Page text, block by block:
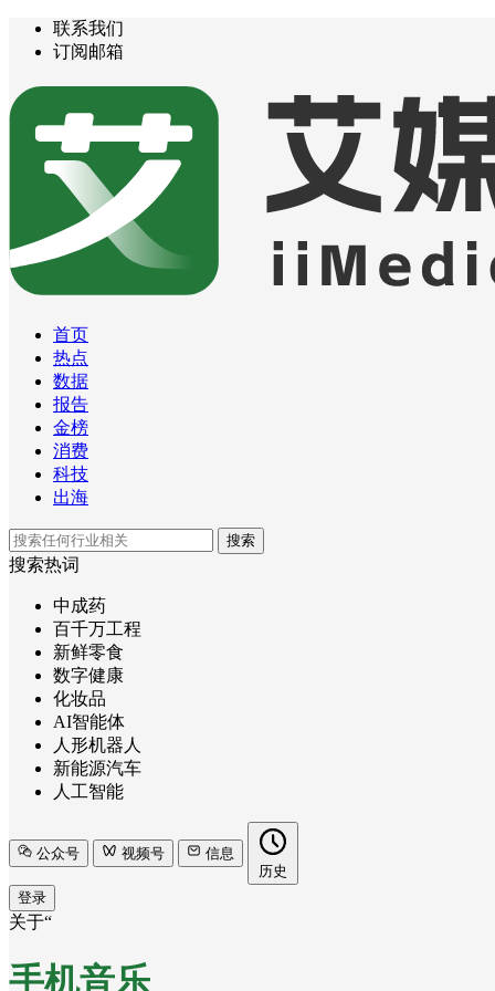
联系我们
订阅邮箱
首页
热点
数据
报告
金榜
消费
科技
出海
搜索
搜索热词
中成药
百千万工程
新鲜零食
数字健康
化妆品
AI智能体
人形机器人
新能源汽车
人工智能
公众号 视频号
信息
历史
登录
关于“
手机音乐